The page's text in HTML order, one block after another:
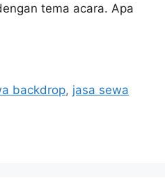
tema acara. Apa
backdrop, jasa sewa